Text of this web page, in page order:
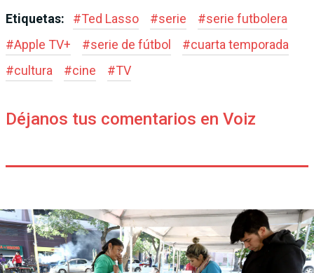
Etiquetas: #Ted Lasso #serie #serie futbolera
#Apple TV+ #serie de fútbol #cuarta temporada
#cultura #cine #TV
Déjanos tus comentarios en Voiz